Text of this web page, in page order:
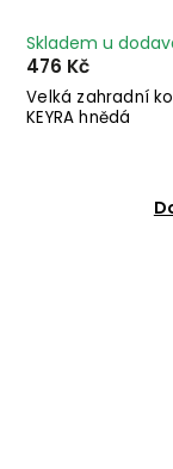
Velká zahradní
KEYRA hnědá
Skladem u
476 Kč